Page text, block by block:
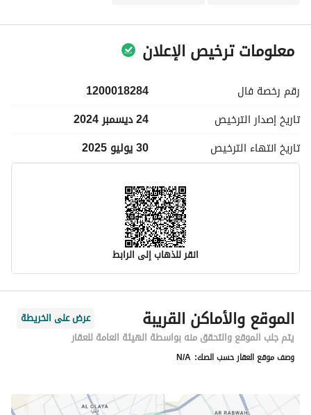
معلومات ترخيص الإعلان
رقم رخصة فال
1200018284
تاريخ إصدار الترخيص
24 ديسمبر 2024
تاريخ انتهاء الترخيص 30 يوليو 2025
انقر للذهاب إلى الرابط
معلومات مسؤول الإعلان
اسم المسؤول
-
رقم المسؤول
-
الموقع
الموقع والأماكن القريبة
عرض على الخريطة
يتم جلب الموقع والتحقق منه بواسطة الهيئة العامة للعقار
وصف موقع العقار حسب الصك: N/A